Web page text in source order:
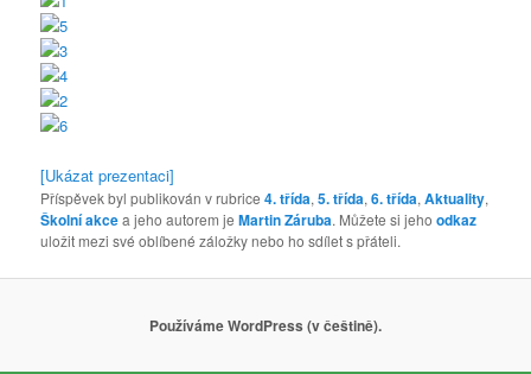
[Ukázat prezentaci]
Příspěvek byl publikován v rubrice4. třída,5. třída,6. třída,Aktuality,
Školní akcea jeho autorem jeMartin Záruba. Můžete si jehoodkaz
uložit mezi své oblíbené záložky nebo ho sdílet s přáteli.
Používáme WordPress (v češtině).